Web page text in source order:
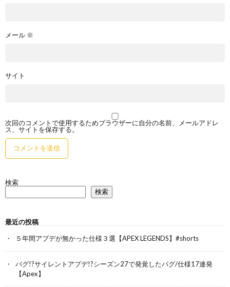
メール ※
サイト
次回のコメントで使用するためブラウザーに自分の名前、メールアドレ
ス、サイトを保存する。
検索
検索
最近の投稿
５年間アプデが無かった仕様３選【APEX LEGENDS】#shorts
バグ!?サイレントアプデ!?シーズン27で発覚したバグ/仕様17連発
【Apex】